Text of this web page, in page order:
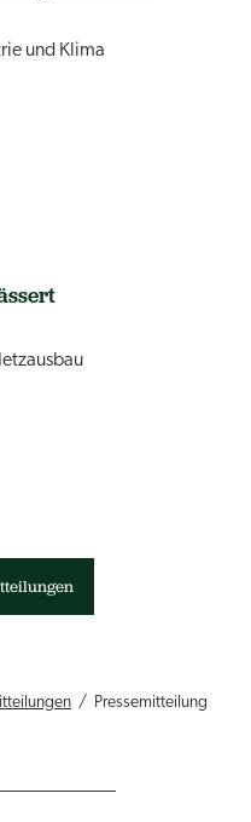
und Klima
Pressemitteilung